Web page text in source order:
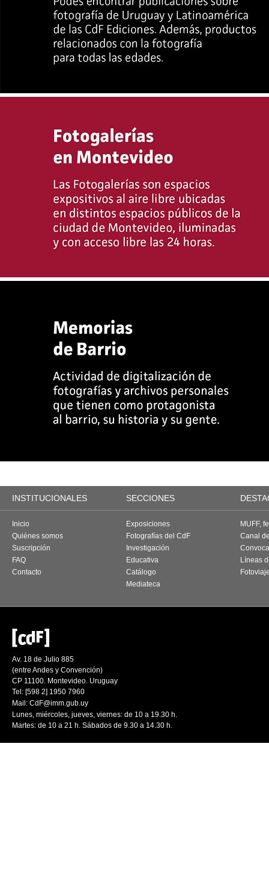
INSTITUCIONALES SECCIONES
Inicio
Quiénes somos
Suscripción
FAQ
Contacto
Exposiciones
Fotografías del CdF
Investigación
Educativa
Catálogo
Mediateca
MUFF,
Canal
Líneas
Av. 18 de Julio 885
(entre Andes y Convención)
CP 11100. Montevideo. Uruguay
Tel: [598 2] 1950 7960
Mail: CdF@imm.gub.uy
Lunes, miércoles, jueves, viernes: de 10 a 19.30 h.
Martes: de 10 a 21 h. Sábados de 9.30 a 14.30 h.